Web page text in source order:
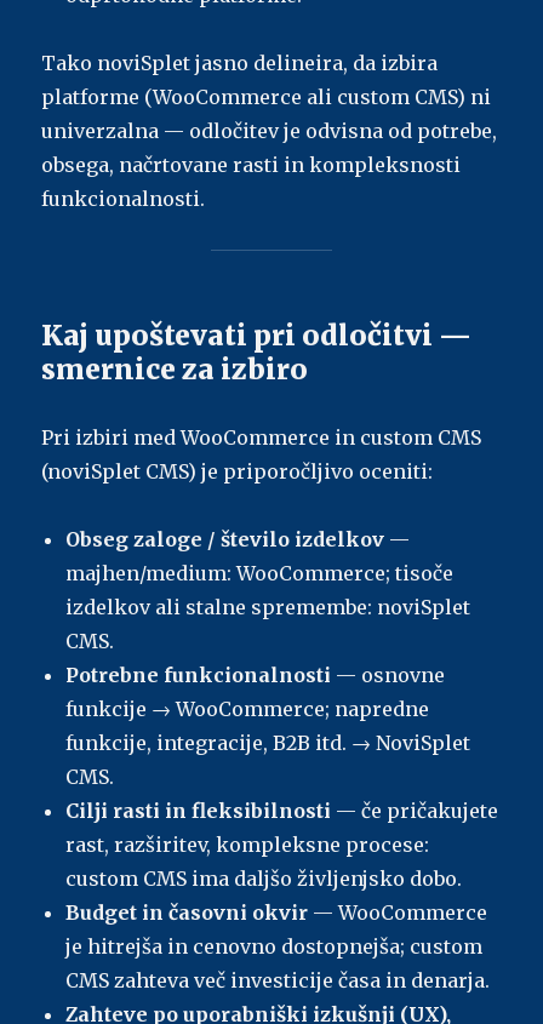
Tako noviSplet jasno delineira, da izbira
platforme (WooCommerce ali custom CMS) ni
univerzalna — odločitev je odvisna od potrebe,
obsega, načrtovane rasti in kompleksnosti
funkcionalnosti.
Kaj upoštevati pri odločitvi —
smernice za izbiro
Pri izbiri med WooCommerce in custom CMS
(noviSplet CMS) je priporočljivo oceniti:
Obseg zaloge / število izdelkov —
majhen/medium: WooCommerce; tisoče
izdelkov ali stalne spremembe: noviSplet
CMS.
Potrebne funkcionalnosti — osnovne
funkcije → WooCommerce; napredne
funkcije, integracije, B2B itd. → NoviSplet
CMS.
Cilji rasti in fleksibilnosti — če pričakujete
rast, razširitev, kompleksne procese:
custom CMS ima daljšo življenjsko dobo.
Budget in časovni okvir — WooCommerce
je hitrejša in cenovno dostopnejša; custom
CMS zahteva več investicije časa in denarja.
Zahteve po uporabniški izkušnji (UX),